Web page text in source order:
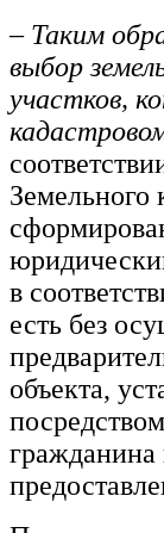
– Таким
выбор
участков,
Земельного
в
есть без
объекта,
гражданина